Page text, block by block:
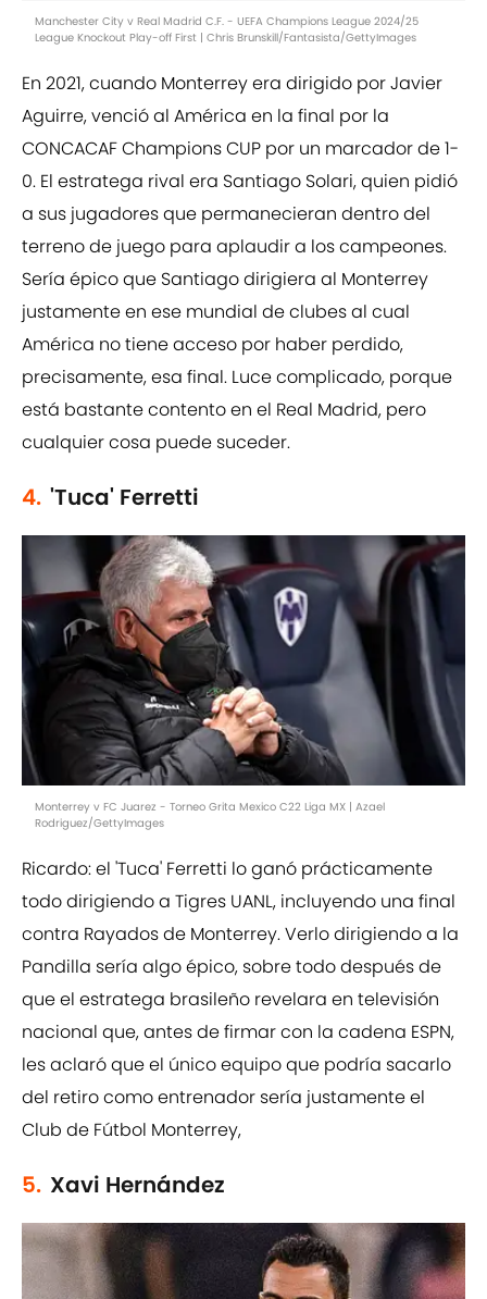
Manchester City v Real Madrid C.F. - UEFA Champions League 2024/25
League Knockout Play-off First | Chris Brunskill/Fantasista/GettyImages
En 2021, cuando Monterrey era dirigido por Javier
Aguirre, venció al América en la final por la
CONCACAF Champions CUP por un marcador de 1-
0. El estratega rival era Santiago Solari, quien pidió
a sus jugadores que permanecieran dentro del
terreno de juego para aplaudir a los campeones.
Sería épico que Santiago dirigiera al Monterrey
justamente en ese mundial de clubes al cual
América no tiene acceso por haber perdido,
precisamente, esa final. Luce complicado, porque
está bastante contento en el Real Madrid, pero
cualquier cosa puede suceder.
4. 'Tuca' Ferretti
Monterrey v FC Juarez - Torneo Grita Mexico C22 Liga MX | Azael
Rodriguez/GettyImages
Ricardo: el 'Tuca' Ferretti lo ganó prácticamente
todo dirigiendo a Tigres UANL, incluyendo una final
contra Rayados de Monterrey. Verlo dirigiendo a la
Pandilla sería algo épico, sobre todo después de
que el estratega brasileño revelara en televisión
nacional que, antes de firmar con la cadena ESPN,
les aclaró que el único equipo que podría sacarlo
del retiro como entrenador sería justamente el
Club de Fútbol Monterrey,
5. Xavi Hernández